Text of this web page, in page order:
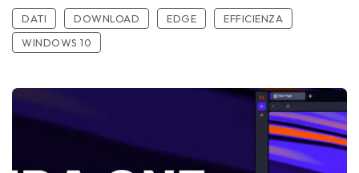
DATI DOWNLOAD EDGE
EFFICIENZA
WINDOWS 10